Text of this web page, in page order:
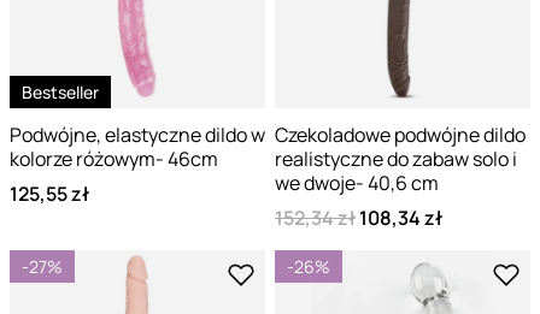
Bestseller
Podwójne, elastyczne dildo w
kolorze różowym- 46cm
125,55 zł
Czekoladowe podwójne dildo
realistyczne do zabaw solo i
we dwoje- 40,6 cm
152,34 zł108,34 zł
-27% -26%